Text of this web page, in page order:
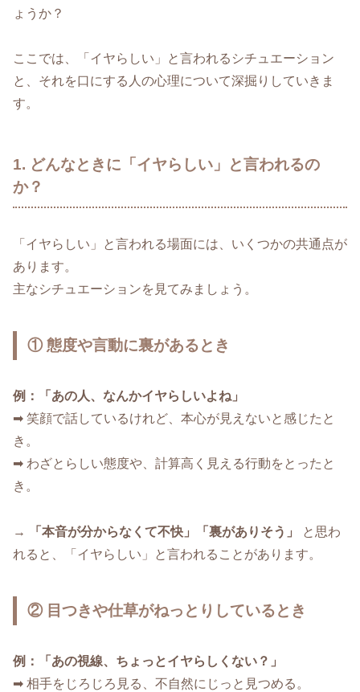
ょうか？
ここでは、「イヤらしい」と言われるシチュエーション
と、それを口にする人の心理について深掘りしていきま
す。
1. どんなときに「イヤらしい」と言われるの
か？
「イヤらしい」と言われる場面には、いくつかの共通点が
あります。
主なシチュエーションを見てみましょう。
① 態度や言動に裏があるとき
例：「あの人、なんかイヤらしいよね」
➡ 笑顔で話しているけれど、本心が見えないと感じたと
き。
➡ わざとらしい態度や、計算高く見える行動をとったと
き。
→ 「本音が分からなくて不快」「裏がありそう」
と思わ
れると、「イヤらしい」と言われることがあります。
② 目つきや仕草がねっとりしているとき
例：「あの視線、ちょっとイヤらしくない？」
➡ 相手をじろじろ見る、不自然にじっと見つめる。